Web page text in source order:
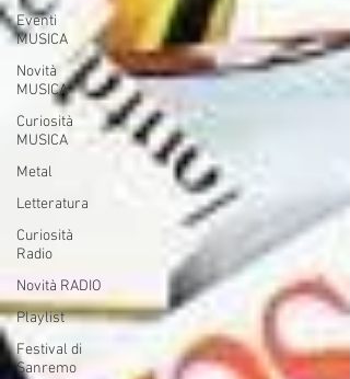
Eventi
MUSICA
Novità
MUSICA
Curiosità
MUSICA
Metal
Letteratura
Curiosità
Radio
Novità RADIO
Playlist
Festival di
Sanremo